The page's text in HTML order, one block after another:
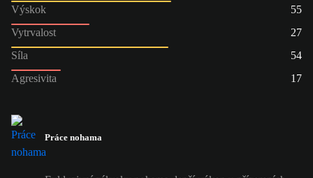
Výskok
55
Vytrvalost
27
Síla
54
Agresivita
17
Práce nohama